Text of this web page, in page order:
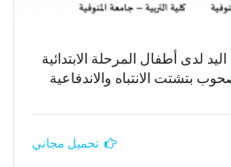
لدى أطفال المرحلة الابتدائية
بتشتت الانتباه والاندفاعية
تحميل مجاني